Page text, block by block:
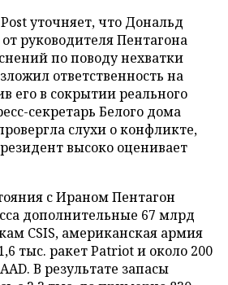
уточняет, что Дональд
руководителя Пентагона
по поводу нехватки
ответственность на
его в сокрытии реального
секретарь Белого дома
слухи о конфликте,
высоко оценивает
с Ираном Пентагон
дополнительные 67 млрд
CSIS, американская армия
тыс. ракет Patriot и около 200
В результате запасы